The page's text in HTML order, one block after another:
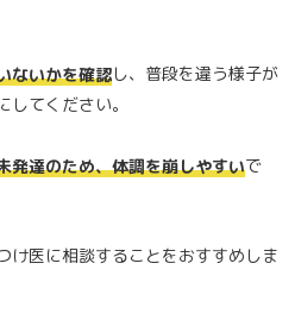
ないかを確認し、普段を違う様子が
てください。
発達のため、体調を崩しやすいで
け医に相談することをおすすめしま